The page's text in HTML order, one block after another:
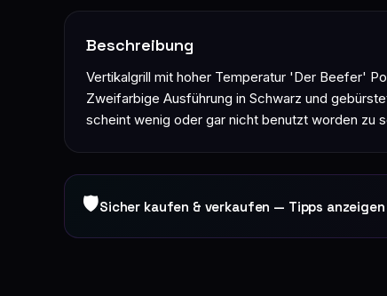
Beschreibung
Vertikalgrill mit hoher Temperatur 'Der Beefer'
Zweifarbige Ausführung in Schwarz und
scheint wenig oder gar nicht benutzt worden zu
🛡Sicher kaufen & verkaufen — Tipps anzeigen